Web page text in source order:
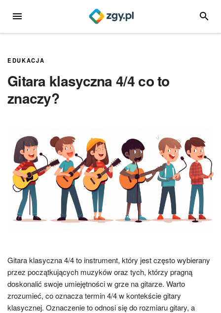
MENU
EDUKACJA
Gitara klasyczna 4/4 co to
znaczy?
Gitara klasyczna 4/4 to instrument, który jest często wybierany
przez początkujących muzyków oraz tych, którzy pragną
doskonalić swoje umiejętności w grze na gitarze. Warto
zrozumieć, co oznacza termin 4/4 w kontekście gitary
klasycznej. Oznaczenie to odnosi się do rozmiaru gitary, a